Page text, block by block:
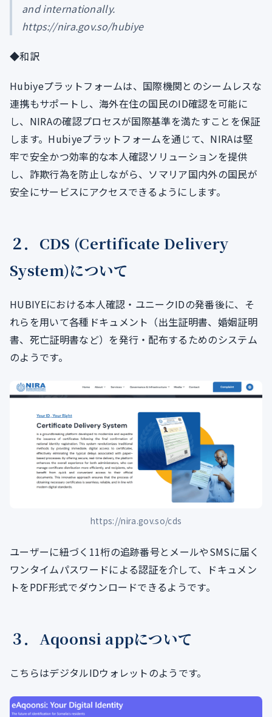
and internationally.
https://nira.gov.so/hubiye
◆和訳
Hubiyeプラットフォームは、国際機関とのシームレスな
連携もサポートし、海外在住の国民のID確認を可能に
し、NIRAの確認プロセスが国際基準を満たすことを保証
します。Hubiyeプラットフォームを通じて、NIRAは堅
牢で安全かつ効率的な本人確認ソリューションを提供
し、詐欺行為を防止しながら、ソマリア国内外の国民が
安全にサービスにアクセスできるようにします。
２．CDS (Certificate Delivery
System)について
HUBIYEにおける本人確認・ユニークIDの発番後に、そ
れらを用いて各種ドキュメント（出生証明書、婚姻証明
書、死亡証明書など）を発行・配布するためのシステム
のようです。
https://nira.gov.so/cds
ユーザーに紐づく11桁の追跡番号とメールやSMSに届く
ワンタイムパスワードによる認証を介して、ドキュメン
トをPDF形式でダウンロードできるようです。
３．Aqoonsi appについて
こちらはデジタルIDウォレットのようです。